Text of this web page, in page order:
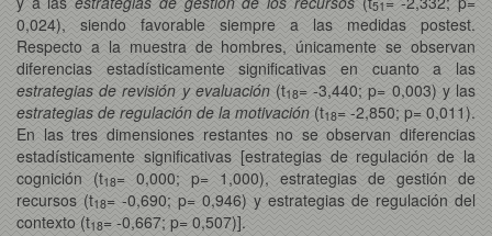
51
0,024), siendo favorable siempre a las medidas postest.
Respecto a la muestra de hombres, únicamente se observan
diferencias estadísticamente significativas en cuanto a las
estrategias de revisión y evaluación (t18= -3,440; p= 0,003) y las
estrategias de regulación de la motivación (t18= -2,850; p= 0,011).
En las tres dimensiones restantes no se observan diferencias
estadísticamente significativas [estrategias de regulación de la
cognición (t18= 0,000; p= 1,000), estrategias de gestión de
recursos (t18= -0,690; p= 0,946) y estrategias de regulación del
contexto (t18= -0,667; p= 0,507)].